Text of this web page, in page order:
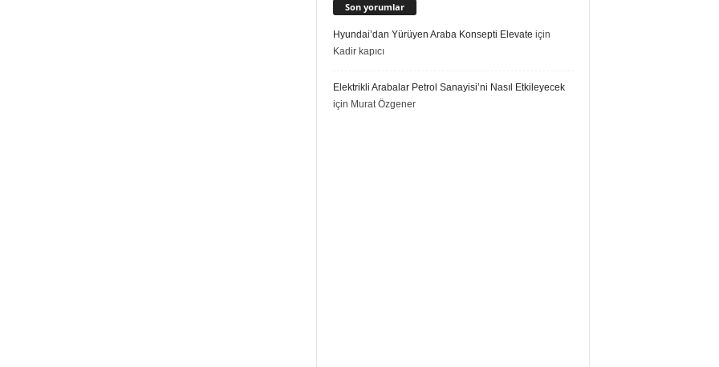
Son yorumlar
Hyundai’dan Yürüyen Araba Konsepti Elevate için
Kadir kapıcı
Elektrikli Arabalar Petrol Sanayisi’ni Nasıl Etkileyecek
için Murat Özgener